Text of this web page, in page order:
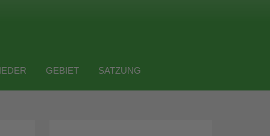
GEBIET SATZUNG